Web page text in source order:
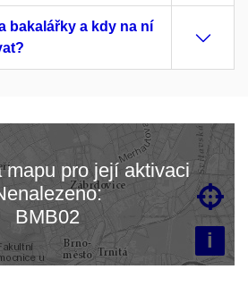
bakalářky a kdy na ní
mapu…
i

mapu pro její aktivaci
BMB02